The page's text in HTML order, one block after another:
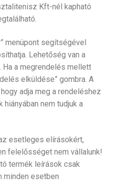
Kft-nél kapható
menüpont segítségével
Lehetőség van a
a megrendelés mellett
elküldése” gombra. A
adja meg a rendeléshez
nem tudjuk a
esetleges elírásokért,
felelősséget nem vállalunk!
termék leírások csak
minden esetben